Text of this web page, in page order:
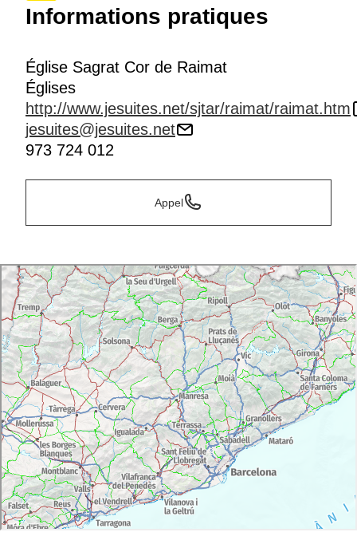
Informations pratiques
Église Sagrat Cor de Raimat
Églises
http://www.jesuites.net/sjtar/raimat/raimat.htm
jesuites@jesuites.net
973 724 012
Appel